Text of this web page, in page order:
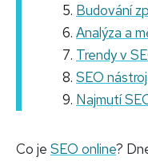
Budování
Analýza a
Trendy v
SEO
Najmutí
Co je SEO online?